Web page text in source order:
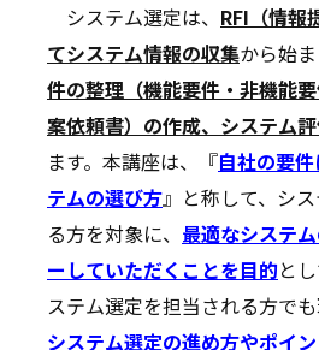
システム選定は、 RFI（情報
てシステム情報の収集から始ま
件の整理（機能要件・非機能
案依頼書）の作成、システム
ます。本講座は、『自社の要
テムの選び方』と称して、シ
る方を対象に、 最適なシステ
ーしていただくことを目的と
ステム選定を担当される方でも
システム選定の進め方やポイ